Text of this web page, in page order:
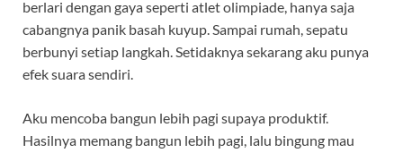
berlari dengan gaya seperti atlet olimpiade, hanya saja
cabangnya panik basah kuyup. Sampai rumah, sepatu
berbunyi setiap langkah. Setidaknya sekarang aku punya
efek suara sendiri.
Aku mencoba bangun lebih pagi supaya produktif.
Hasilnya memang bangun lebih pagi, lalu bingung mau